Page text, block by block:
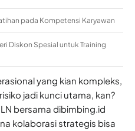
pada Kompetensi Karyawan
Diskon Spesial untuk Training
yang kian kompleks,
jadi kunci utama, kan?
bersama dibimbing.id
kolaborasi strategis bisa